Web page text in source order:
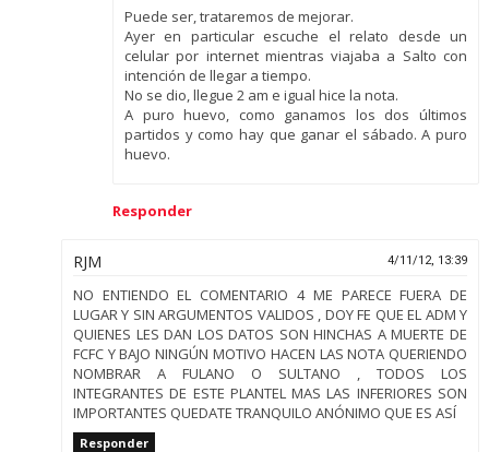
Puede ser, trataremos de mejorar.
Ayer en particular escuche el relato desde un
celular por internet mientras viajaba a Salto con
intención de llegar a tiempo.
No se dio, llegue 2 am e igual hice la nota.
A puro huevo, como ganamos los dos últimos
partidos y como hay que ganar el sábado. A puro
huevo.
Responder
RJM 4/11/12, 13:39
NO ENTIENDO EL COMENTARIO 4 ME PARECE FUERA DE
LUGAR Y SIN ARGUMENTOS VALIDOS , DOY FE QUE EL ADM Y
QUIENES LES DAN LOS DATOS SON HINCHAS A MUERTE DE
FCFC Y BAJO NINGÚN MOTIVO HACEN LAS NOTA QUERIENDO
NOMBRAR A FULANO O SULTANO , TODOS LOS
INTEGRANTES DE ESTE PLANTEL MAS LAS INFERIORES SON
IMPORTANTES QUEDATE TRANQUILO ANÓNIMO QUE ES ASÍ
Responder